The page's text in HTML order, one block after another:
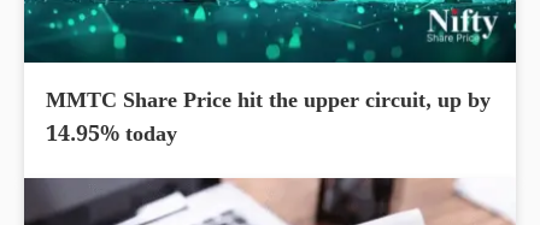
MMTC Share Price hit the upper circuit, up by
14.95% today